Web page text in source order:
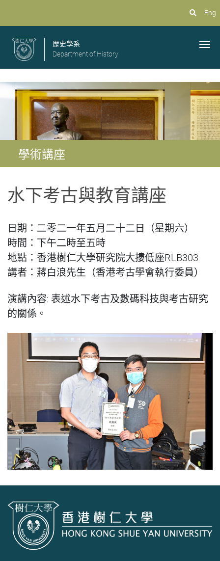
Eng
歷史學系
Department of History
學術講座
水下考古與教育講座
日期：二零二一年五月二十二日（星期六）
時間：下午二時至五時
地點：香港樹仁大學研究院大摟低座RLB303
講者：蔣白浪先生（香港考古學會執行委員）
演講內容: 表述水下考古及數碼科技與考古研究
的關係。